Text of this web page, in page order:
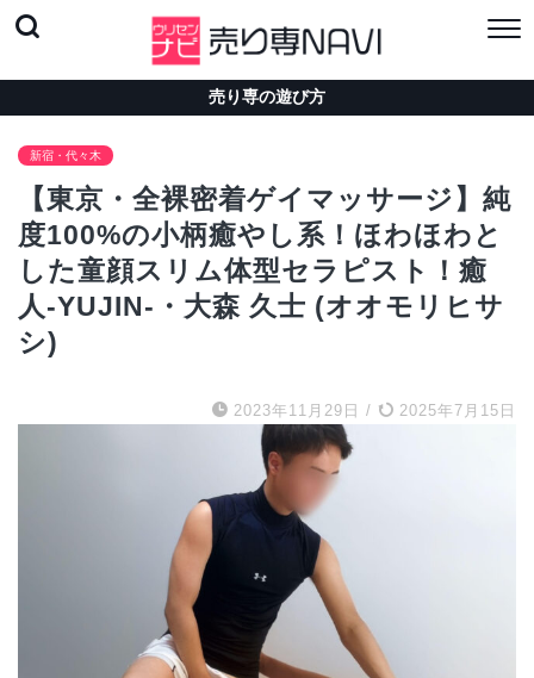
売り専の遊び方
新宿・代々木
【東京・全裸密着ゲイマッサージ】純
度100%の小柄癒やし系！ほわほわと
した童顔スリム体型セラピスト！癒
人-YUJIN-・大森 久士 (オオモリヒサ
シ)
2023年11月29日 / 2025年7月15日